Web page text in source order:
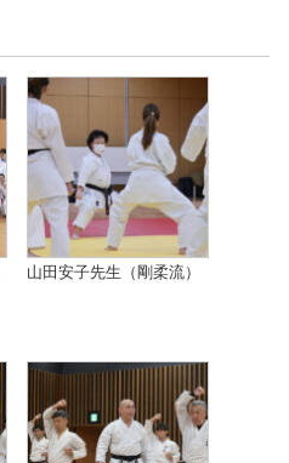
山田安子先生（剛柔流）